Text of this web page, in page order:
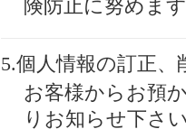
険防止に努めま
5.個人情報の訂正、
お客様からお預
りお知らせ下さ